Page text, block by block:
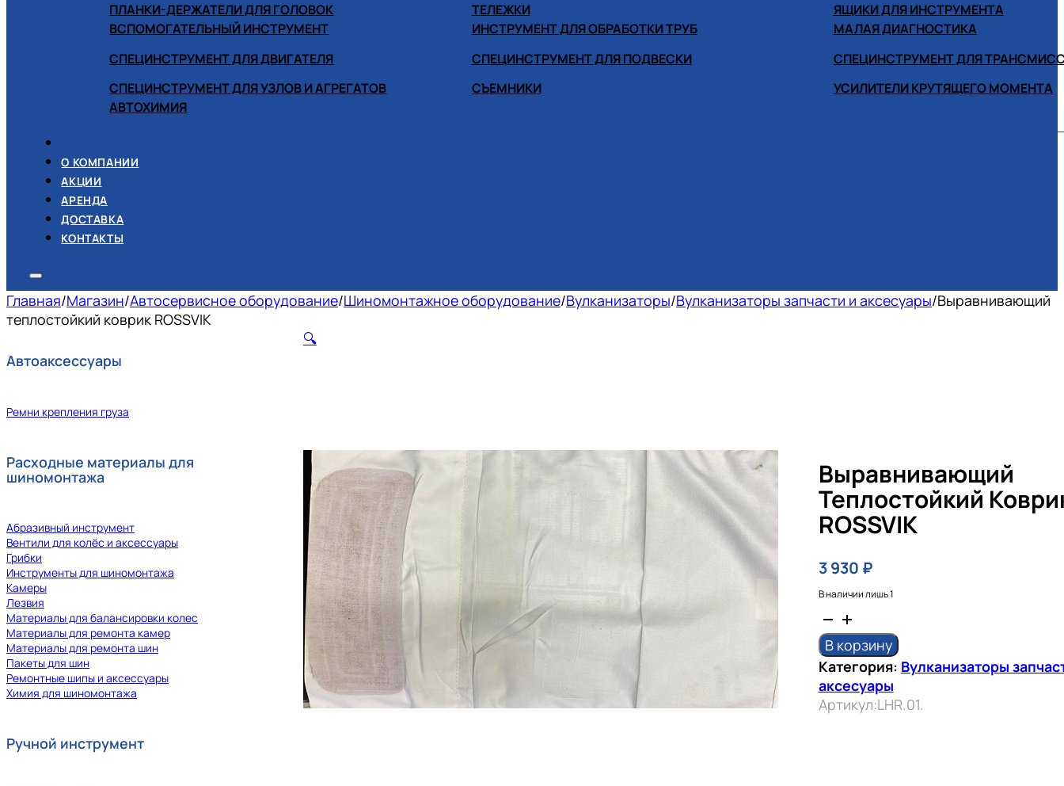
ПЛАНКИ-ДЕРЖАТЕЛИ ДЛЯ ГОЛОВОК
ТЕЛЕЖКИ
ЯЩИКИ ДЛЯ ИНСТРУМЕНТА
ВСПОМОГАТЕЛЬНЫЙ ИНСТРУМЕНТ
ИНСТРУМЕНТ ДЛЯ ОБРАБОТКИ ТРУБ
МАЛАЯ ДИАГНОСТИКА
СПЕЦИНСТРУМЕНТ ДЛЯ ДВИГАТЕЛЯ
СПЕЦИНСТРУМЕНТ ДЛЯ ПОДВЕСКИ
СПЕЦИНСТРУМЕНТ ДЛЯ
СПЕЦИНСТРУМЕНТ ДЛЯ УЗЛОВ И АГРЕГАТОВ
СЪЕМНИКИ
УСИЛИТЕЛИ КРУТЯЩЕГО МОМЕНТА
АВТОХИМИЯ
О КОМПАНИИ
АКЦИИ
АРЕНДА
ДОСТАВКА
КОНТАКТЫ
Главная/Магазин/Автосервисное оборудование/Шиномонтажное оборудование/Вулканизаторы/Вулканизаторы запчасти и аксесуары/Выравнивающий
теплостойкий коврик ROSSVIK
Автоаксессуары
Ремни крепления груза
Расходные материалы для
шиномонтажа
Абразивный инструмент
Вентили для колёс и аксессуары
Грибки
Инструменты для шиномонтажа
Камеры
Лезвия
Материалы для балансировки колес
Материалы для ремонта камер
Материалы для ремонта шин
Пакеты для шин
Ремонтные шипы и аксессуары
Химия для шиномонтажа
Ручной инструмент
🔍
Выравнивающий
Теплостойкий
ROSSVIK
3 930 ₽
В наличии лишь 1
Количество
товара
Выравнивающий
теплостойкий
коврик
ROSSVIK
В корзину
Категория: Вулканизаторы
аксесуары
Артикул:LHR.01.